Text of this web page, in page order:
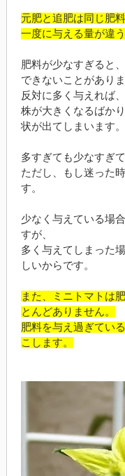
元肥と追肥は同じ肥
一度に与える量が違
肥料が少なすぎると
できないことがありま
反対に多く与えれば
株が大きくなるばか
状が出てしまいます。
多すぎても少なすぎ
ただし、もし迷った
す。
少なく与えている場
すが、
多く与えてしまった
しいからです。
また、ミニトマトは
とんどありません。
肥料を与え過ぎてい
こします。